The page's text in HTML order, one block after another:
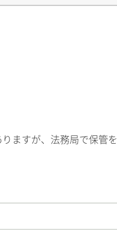
ますが、法務局で保管を